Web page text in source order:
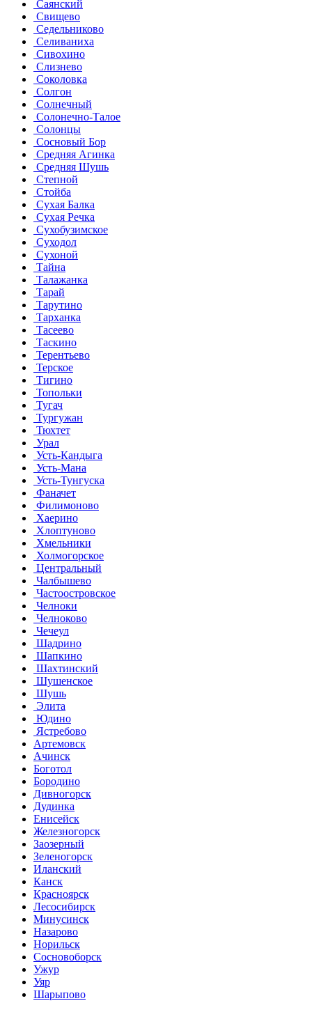
Саянский
Свищево
Седельниково
Селиваниха
Сивохино
Слизнево
Соколовка
Солгон
Солнечный
Солонечно-Талое
Солонцы
Сосновый Бор
Средняя Агинка
Средняя Шушь
Степной
Стойба
Сухая Балка
Сухая Речка
Сухобузимское
Суходол
Сухоной
Тайна
Талажанка
Тарай
Тарутино
Тарханка
Тасеево
Таскино
Терентьево
Терское
Тигино
Топольки
Тугач
Тургужан
Тюхтет
Урал
Усть-Кандыга
Усть-Мана
Усть-Тунгуска
Фаначет
Филимоново
Хаерино
Хлоптуново
Хмельники
Холмогорское
Центральный
Чалбышево
Частоостровское
Челноки
Челноково
Чечеул
Шадрино
Шапкино
Шахтинский
Шушенское
Шушь
Элита
Юдино
Ястребово
Артемовск
Ачинск
Боготол
Бородино
Дивногорск
Дудинка
Енисейск
Железногорск
Заозерный
Зеленогорск
Иланский
Канск
Красноярск
Лесосибирск
Минусинск
Назарово
Норильск
Сосновоборск
Ужур
Уяр
Шарыпово